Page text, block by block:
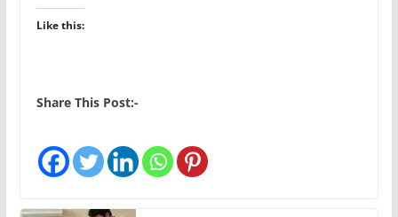
Like this:
Share This Post:-